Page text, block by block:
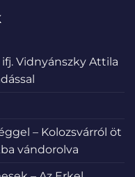
Vidnyánszky Attila
– Kolozsvárról öt
vándorolva